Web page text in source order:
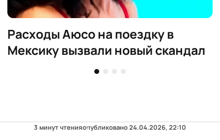
Расходы Аюсо на поездку в
Мексику вызвали новый скандал
3 минут чтенияопубликовано24.04.2026, 22:10